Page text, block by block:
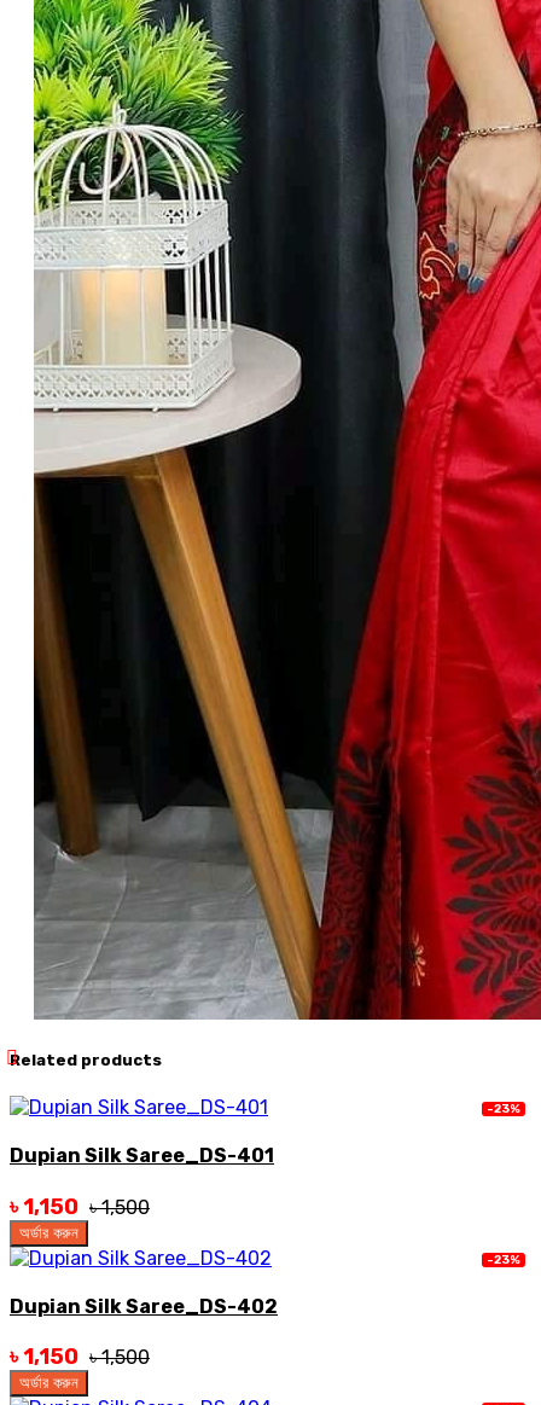
Related products
-23%
Dupian Silk Saree_DS-401
৳ 1,150 ৳ 1,500
অর্ডার করুন
-23%
Dupian Silk Saree_DS-402
৳ 1,150 ৳ 1,500
অর্ডার করুন